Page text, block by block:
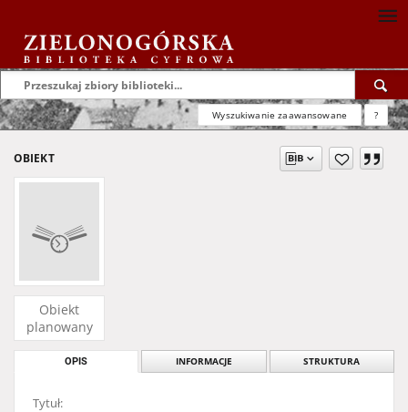
Wyszukiwanie zaawansowane ?
OBIEKT
Obiekt
planowany
OPIS INFORMACJE STRUKTURA
Tytuł: